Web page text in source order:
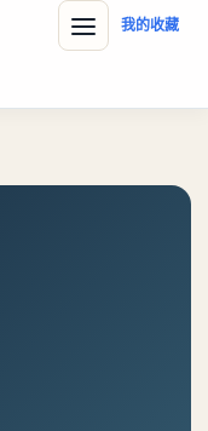
我的收藏